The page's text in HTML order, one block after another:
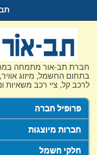
חברת תב-אור מתמחה במתן
בתחום החשמל, מיזוג
לרכב קל, ציי רכב משאיות
פרופיל חברה
חברות מיוצגות
חלקי חשמל